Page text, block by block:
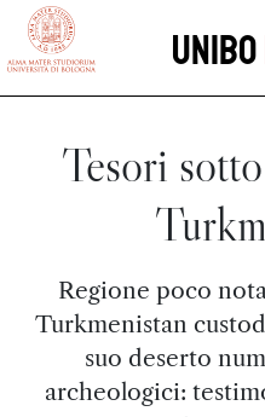
vai al contenuto della pagina
Unibo
Tesori
Regione poco
Turkmenistan
suo deserto
archeologici: